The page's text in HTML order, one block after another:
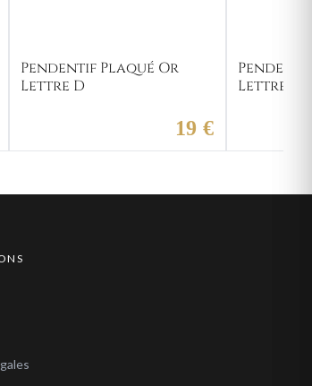
Pendentif Plaqué Or
Lettre D
19 €
Lettre C